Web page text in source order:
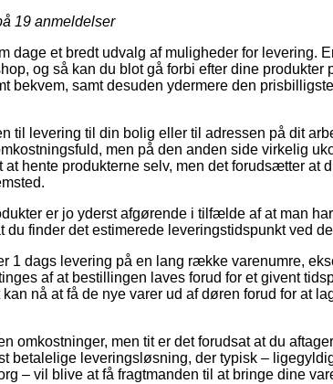
19 anmeldelser
dage et bredt udvalg af muligheder for levering.
og så kan du blot gå forbi efter dine produkter
bekvem, samt desuden ydermere den
til levering til din bolig eller til adressen på dit
men på den anden side virkelig
hente produkterne selv, men det forudsætter at
er jo yderst afgørende i tilfælde af at man
du finder det estimerede leveringstidspunkt ved
1 dags levering på en lang række varenumre,
af at bestillingen laves forud for et givent
nå at få de nye varer ud af døren forud for at
omkostninger, men tit er det forudsat at du
betalelige leveringsløsning, der typisk –
– vil blive at få fragtmanden til at bringe dine